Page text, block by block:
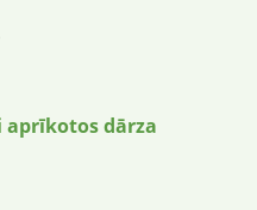
aprīkotos dārza